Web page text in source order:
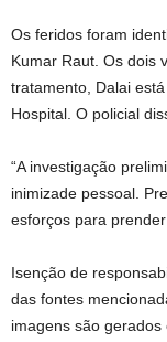
Os feridos foram
Kumar Raut. Os dois
tratamento, Dalai
Hospital. O policial
“A investigação
inimizade pessoal.
esforços para
Isenção de
das fontes
imagens são